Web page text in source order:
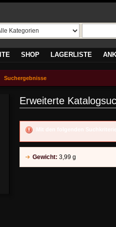
SHOP LAGERLISTE
Suchergebnisse
Erweiterte
Mit den folgenden
Gewicht: 3,99 g